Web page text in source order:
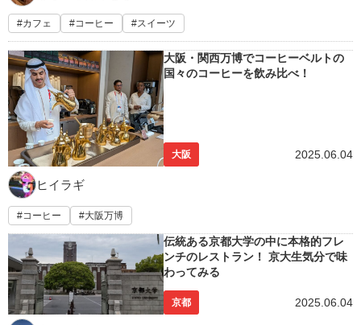
カフェ コーヒー スイーツ
大阪・関西万博でコーヒーベルトの
国々のコーヒーを飲み比べ！
大阪 2025.06.04
ヒイラギ
コーヒー 大阪万博
伝統ある京都大学の中に本格的フレ
ンチのレストラン！ 京大生気分で味
わってみる
京都 2025.06.04